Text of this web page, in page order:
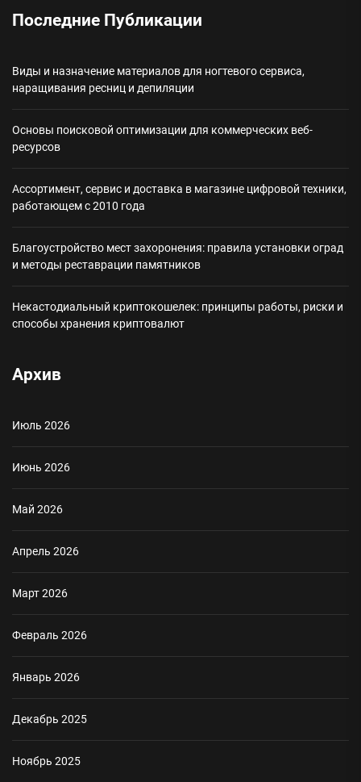
Последние Публикации
Виды и назначение материалов для ногтевого сервиса,
наращивания ресниц и депиляции
Основы поисковой оптимизации для коммерческих веб-
ресурсов
Ассортимент, сервис и доставка в магазине цифровой техники,
работающем с 2010 года
Благоустройство мест захоронения: правила установки оград
и методы реставрации памятников
Некастодиальный криптокошелек: принципы работы, риски и
способы хранения криптовалют
Архив
Июль 2026
Июнь 2026
Май 2026
Апрель 2026
Март 2026
Февраль 2026
Январь 2026
Декабрь 2025
Ноябрь 2025